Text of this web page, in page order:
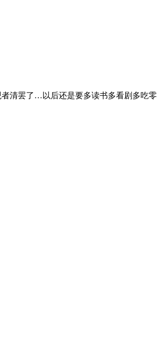
清罢了…以后还是要多读书多看剧多吃零